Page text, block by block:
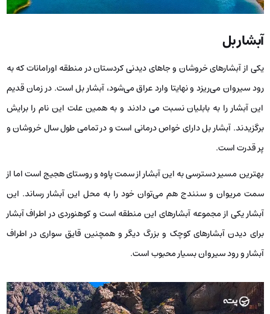
آبشار بل
یکی از آبشارهای خروشان و جاهای دیدنی کردستان در منطقه اورامانات که به
رود سیروان می‌ریزد و نهایتا وارد عراق می‌شود، آبشار بل است. در زمان قدیم
این آبشار را به بابلیان نسبت می دادند و به همین علت این نام را برایش
برگزیدند. آبشار بل دارای خواص درمانی است و در تمامی طول سال خروشان و
پر قدرت است.
بهترین مسیر دسترسی به این آبشار از سمت پاوه و روستای هجیج است اما از
سمت مریوان و سنندج هم می‌توان خود را به محل این آبشار رساند. این
آبشار یکی از مجموعه آبشارهای این منطقه است و کوهنوردی در اطراف آبشار
برای دیدن آبشارهای کوچک و بزرگ دیگر و همچنین قایق سواری در اطراف
آبشار و رود سیروان بسیار محبوب است.